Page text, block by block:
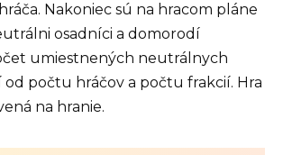
Nakoniec sú na hracom pláne
osadníci a domorodí
umiestnených neutrálnych
od počtu hráčov a počtu frakcií. Hra
na hranie.